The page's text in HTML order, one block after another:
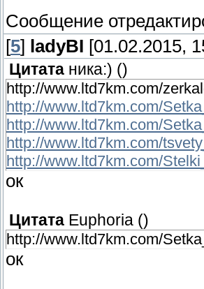
Сообщение
[5] ladyBI [01.02.2015,
Цитата ника:) ()
http://www.ltd7km.com/
http://www.ltd7km.com/
http://www.ltd7km.com/
http://www.ltd7km.com/
http://www.ltd7km.com/
ок
Цитата Euphoria ()
http://www.ltd7km.com/
ок